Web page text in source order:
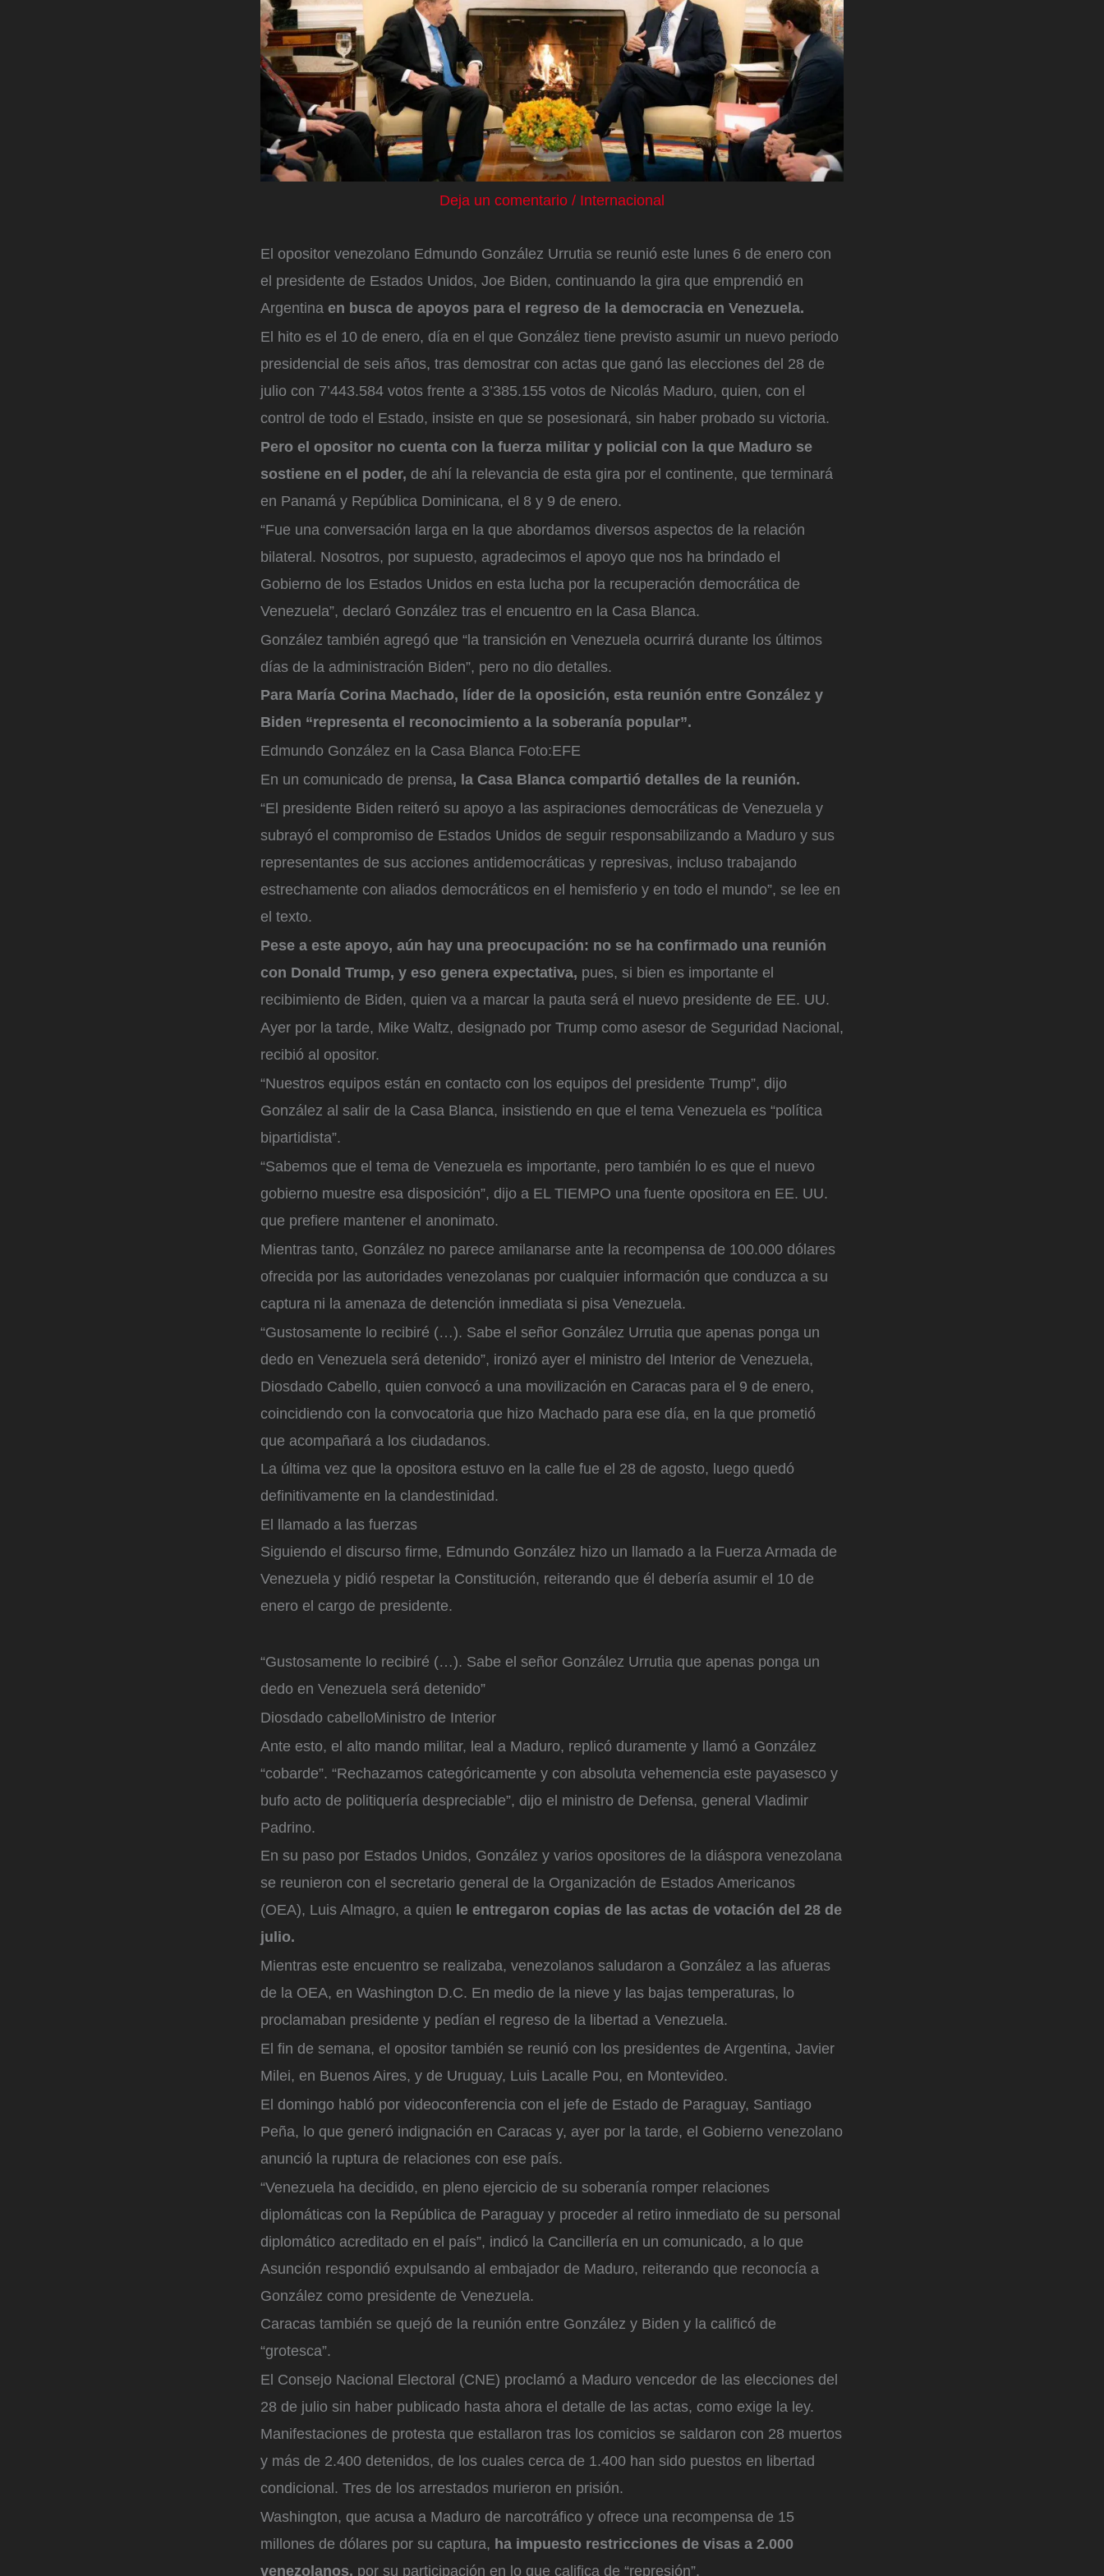
Deja un comentario / Internacional
El opositor venezolano Edmundo González Urrutia se reunió este lunes 6 de enero con
el presidente de Estados Unidos, Joe Biden, continuando la gira que emprendió en
Argentina en busca de apoyos para el regreso de la democracia en Venezuela.
El hito es el 10 de enero, día en el que González tiene previsto asumir un nuevo periodo
presidencial de seis años, tras demostrar con actas que ganó las elecciones del 28 de
julio con 7’443.584 votos frente a 3’385.155 votos de Nicolás Maduro, quien, con el
control de todo el Estado, insiste en que se posesionará, sin haber probado su victoria.
Pero el opositor no cuenta con la fuerza militar y policial con la que Maduro se
sostiene en el poder, de ahí la relevancia de esta gira por el continente, que terminará
en Panamá y República Dominicana, el 8 y 9 de enero.
“Fue una conversación larga en la que abordamos diversos aspectos de la relación
bilateral. Nosotros, por supuesto, agradecimos el apoyo que nos ha brindado el
Gobierno de los Estados Unidos en esta lucha por la recuperación democrática de
Venezuela”, declaró González tras el encuentro en la Casa Blanca.
González también agregó que “la transición en Venezuela ocurrirá durante los últimos
días de la administración Biden”, pero no dio detalles.
Para María Corina Machado, líder de la oposición, esta reunión entre González y
Biden “representa el reconocimiento a la soberanía popular”.
Edmundo González en la Casa Blanca Foto:EFE
En un comunicado de prensa, la Casa Blanca compartió detalles de la reunión.
“El presidente Biden reiteró su apoyo a las aspiraciones democráticas de Venezuela y
subrayó el compromiso de Estados Unidos de seguir responsabilizando a Maduro y sus
representantes de sus acciones antidemocráticas y represivas, incluso trabajando
estrechamente con aliados democráticos en el hemisferio y en todo el mundo”, se lee en
el texto.
Pese a este apoyo, aún hay una preocupación: no se ha confirmado una reunión
con Donald Trump, y eso genera expectativa, pues, si bien es importante el
recibimiento de Biden, quien va a marcar la pauta será el nuevo presidente de EE. UU.
Ayer por la tarde, Mike Waltz, designado por Trump como asesor de Seguridad Nacional,
recibió al opositor.
“Nuestros equipos están en contacto con los equipos del presidente Trump”, dijo
González al salir de la Casa Blanca, insistiendo en que el tema Venezuela es “política
bipartidista”.
“Sabemos que el tema de Venezuela es importante, pero también lo es que el nuevo
gobierno muestre esa disposición”, dijo a EL TIEMPO una fuente opositora en EE. UU.
que prefiere mantener el anonimato.
Mientras tanto, González no parece amilanarse ante la recompensa de 100.000 dólares
ofrecida por las autoridades venezolanas por cualquier información que conduzca a su
captura ni la amenaza de detención inmediata si pisa Venezuela.
“Gustosamente lo recibiré (…). Sabe el señor González Urrutia que apenas ponga un
dedo en Venezuela será detenido”, ironizó ayer el ministro del Interior de Venezuela,
Diosdado Cabello, quien convocó a una movilización en Caracas para el 9 de enero,
coincidiendo con la convocatoria que hizo Machado para ese día, en la que prometió
que acompañará a los ciudadanos.
La última vez que la opositora estuvo en la calle fue el 28 de agosto, luego quedó
definitivamente en la clandestinidad.
El llamado a las fuerzas
Siguiendo el discurso firme, Edmundo González hizo un llamado a la Fuerza Armada de
Venezuela y pidió respetar la Constitución, reiterando que él debería asumir el 10 de
enero el cargo de presidente.
“Gustosamente lo recibiré (…). Sabe el señor González Urrutia que apenas ponga un
dedo en Venezuela será detenido”
Diosdado cabelloMinistro de Interior
Ante esto, el alto mando militar, leal a Maduro, replicó duramente y llamó a González
“cobarde”. “Rechazamos categóricamente y con absoluta vehemencia este payasesco y
bufo acto de politiquería despreciable”, dijo el ministro de Defensa, general Vladimir
Padrino.
En su paso por Estados Unidos, González y varios opositores de la diáspora venezolana
se reunieron con el secretario general de la Organización de Estados Americanos
(OEA), Luis Almagro, a quien le entregaron copias de las actas de votación del 28 de
julio.
Mientras este encuentro se realizaba, venezolanos saludaron a González a las afueras
de la OEA, en Washington D.C. En medio de la nieve y las bajas temperaturas, lo
proclamaban presidente y pedían el regreso de la libertad a Venezuela.
El fin de semana, el opositor también se reunió con los presidentes de Argentina, Javier
Milei, en Buenos Aires, y de Uruguay, Luis Lacalle Pou, en Montevideo.
El domingo habló por videoconferencia con el jefe de Estado de Paraguay, Santiago
Peña, lo que generó indignación en Caracas y, ayer por la tarde, el Gobierno venezolano
anunció la ruptura de relaciones con ese país.
“Venezuela ha decidido, en pleno ejercicio de su soberanía romper relaciones
diplomáticas con la República de Paraguay y proceder al retiro inmediato de su personal
diplomático acreditado en el país”, indicó la Cancillería en un comunicado, a lo que
Asunción respondió expulsando al embajador de Maduro, reiterando que reconocía a
González como presidente de Venezuela.
Caracas también se quejó de la reunión entre González y Biden y la calificó de
“grotesca”.
El Consejo Nacional Electoral (CNE) proclamó a Maduro vencedor de las elecciones del
28 de julio sin haber publicado hasta ahora el detalle de las actas, como exige la ley.
Manifestaciones de protesta que estallaron tras los comicios se saldaron con 28 muertos
y más de 2.400 detenidos, de los cuales cerca de 1.400 han sido puestos en libertad
condicional. Tres de los arrestados murieron en prisión.
Washington, que acusa a Maduro de narcotráfico y ofrece una recompensa de 15
millones de dólares por su captura, ha impuesto restricciones de visas a 2.000
venezolanos, por su participación en lo que califica de “represión”.